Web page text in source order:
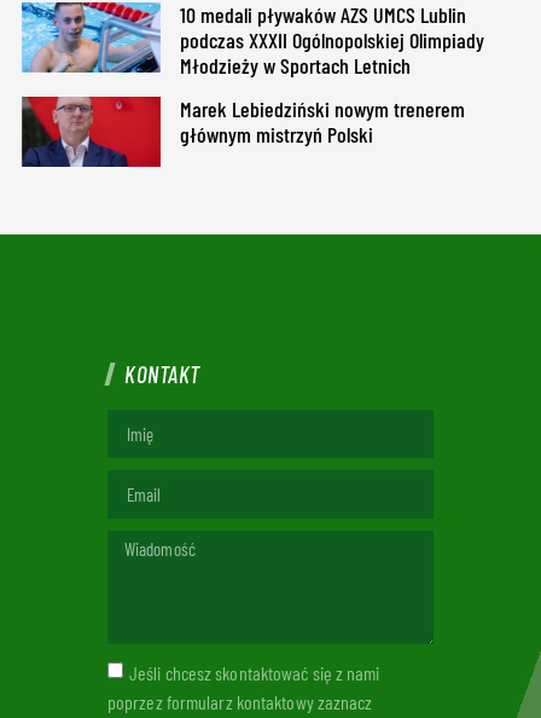
10 medali pływaków AZS UMCS Lublin
podczas XXXII Ogólnopolskiej Olimpiady
Młodzieży w Sportach Letnich
Marek Lebiedziński nowym trenerem
głównym mistrzyń Polski
KONTAKT
Jeśli chcesz skontaktować się z nami
poprzez formularz kontaktowy zaznacz